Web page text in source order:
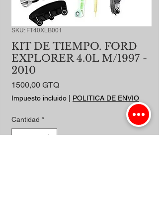
SKU: FT40XLB001
KIT DE TIEMPO. FORD
EXPLORER 4.0L M/1997 -
2010
1500,00 GTQPrecio
Impuesto incluido POLITICA DE ENVIO
Cantidad *